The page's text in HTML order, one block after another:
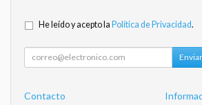
He leído y acepto la Política de Privacidad.
Enviar
Contacto